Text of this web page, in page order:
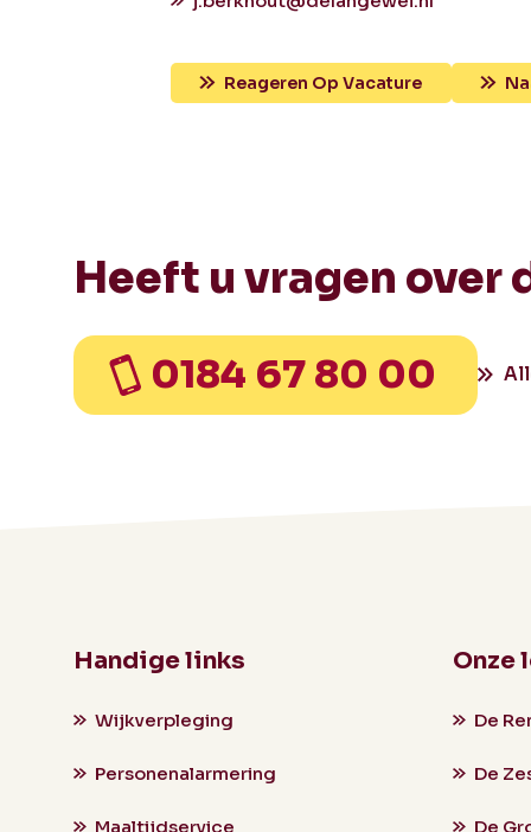
Reageren Op Vacature
Heeft u vragen over
0184 67 80 00
Handige links
Wijkverpleging
Personenalarmering
Maaltijdservice
Onze
De
De
De